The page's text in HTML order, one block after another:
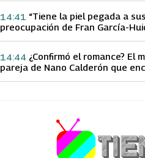
“Tiene la piel pegada a
preocupación de Fran García-
14:41
¿Confirmó el romance? El
pareja de Nano Calderón que
14:44